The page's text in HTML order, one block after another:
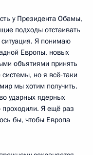
у Президента Обамы,
подходы отстаивать
ситуация. Я понимаю
Европы, новых
объятиями принять
но я всё‑таки
мы хотим получить.
ударных ядерных
проходили. Я ещё раз
бы, чтобы Европа